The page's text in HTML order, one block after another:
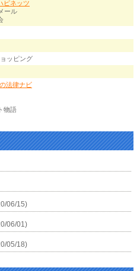
ピネッツ
ール
ッピング
法律ナビ
物語
06/15)
06/01)
05/18)